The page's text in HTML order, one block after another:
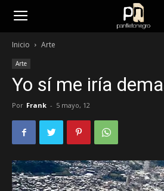
panfletonegro
Inicio Arte
Arte
Yo sí me iría
Por Frank - 5 mayo, 12